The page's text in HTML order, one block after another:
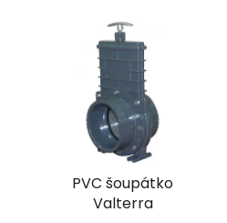
PVC šoupátko
Valterra